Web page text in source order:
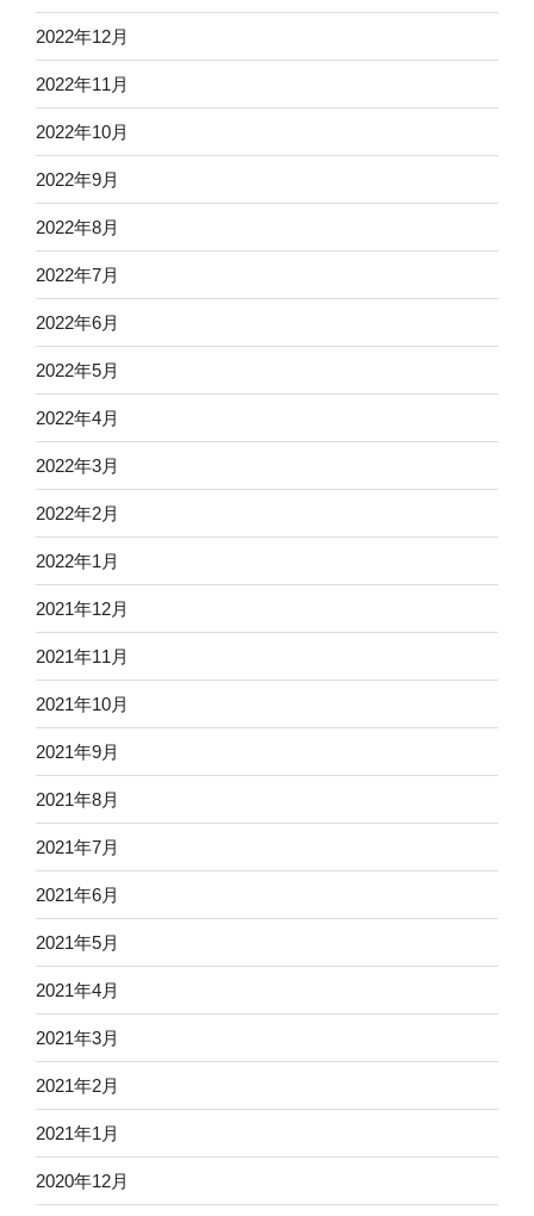
2022年12月
2022年11月
2022年10月
2022年9月
2022年8月
2022年7月
2022年6月
2022年5月
2022年4月
2022年3月
2022年2月
2022年1月
2021年12月
2021年11月
2021年10月
2021年9月
2021年8月
2021年7月
2021年6月
2021年5月
2021年4月
2021年3月
2021年2月
2021年1月
2020年12月